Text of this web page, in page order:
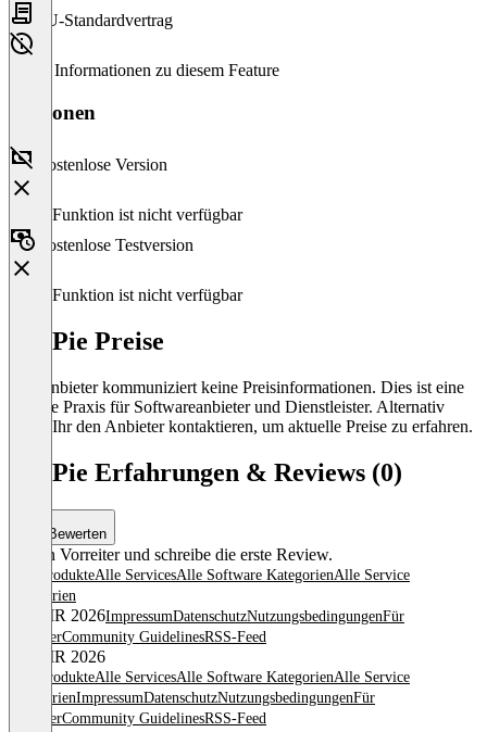
EU-Standardvertrag
Keine Informationen zu diesem Feature
Versionen
Kostenlose Version
Diese Funktion ist nicht verfügbar
Kostenlose Testversion
Diese Funktion ist nicht verfügbar
XMPie Preise
Der Anbieter kommuniziert keine Preisinformationen. Dies ist eine
übliche Praxis für Softwareanbieter und Dienstleister. Alternativ
könnt Ihr den Anbieter kontaktieren, um aktuelle Preise zu erfahren.
XMPie Erfahrungen & Reviews (0)
Bewerten
Sei ein Vorreiter und schreibe die erste Review.
Alle ProdukteAlle ServicesAlle Software KategorienAlle Service
Kategorien
© OMR 2026ImpressumDatenschutzNutzungsbedingungenFür
AnbieterCommunity GuidelinesRSS-Feed
© OMR 2026
Alle ProdukteAlle ServicesAlle Software KategorienAlle Service
KategorienImpressumDatenschutzNutzungsbedingungenFür
AnbieterCommunity GuidelinesRSS-Feed